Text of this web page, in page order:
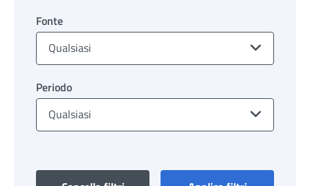
Fonte
Qualsiasi
Periodo
Qualsiasi